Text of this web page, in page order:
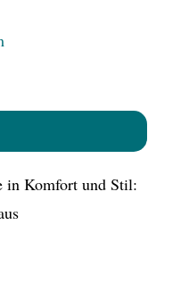
in Komfort und Stil: